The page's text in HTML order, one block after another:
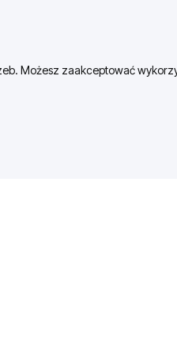
Możesz zaakceptować